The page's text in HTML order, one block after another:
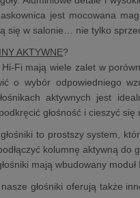
jest mocowana
się w salonie… nie tylko
AKTYWNE?
Fi mają wiele zalet w
o wybór odpowiedniego
aktywnych jest
głośność i cieszyć się
to prostszy system,
kolumnę aktywną do
mają wbudowany
głośniki oferują także